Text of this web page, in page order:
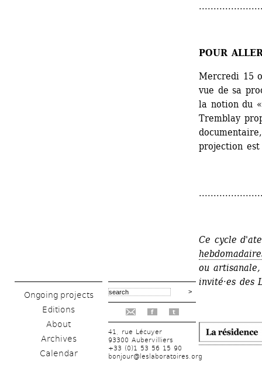
Ongoing projects
Editions
About
Archives
Calendar
f t
41, rue Lécuyer
93300 Aubervilliers
+33 (0)1 53 56 15 90
bonjour@leslaboratoires.org
POUR
Mercredi 15
vue de sa
la notion du
Tremblay
projection
Ce cycle
ou
invité·es des